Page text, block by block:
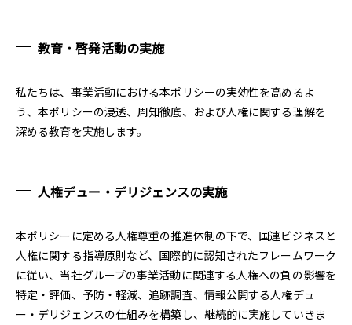
教育・啓発活動の実施
私たちは、事業活動における本ポリシーの実効性を高めるよ
う、本ポリシーの浸透、周知徹底、および人権に関する理解を
深める教育を実施します。
人権デュー・デリジェンスの実施
本ポリシーに定める人権尊重の推進体制の下で、国連ビジネスと
人権に関する指導原則など、国際的に認知されたフレームワーク
に従い、当社グループの事業活動に関連する人権への負の影響を
特定・評価、予防・軽減、追跡調査、情報公開する人権デュ
ー・デリジェンスの仕組みを構築し、継続的に実施していきま